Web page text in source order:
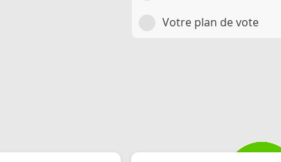
Votre plan de vote